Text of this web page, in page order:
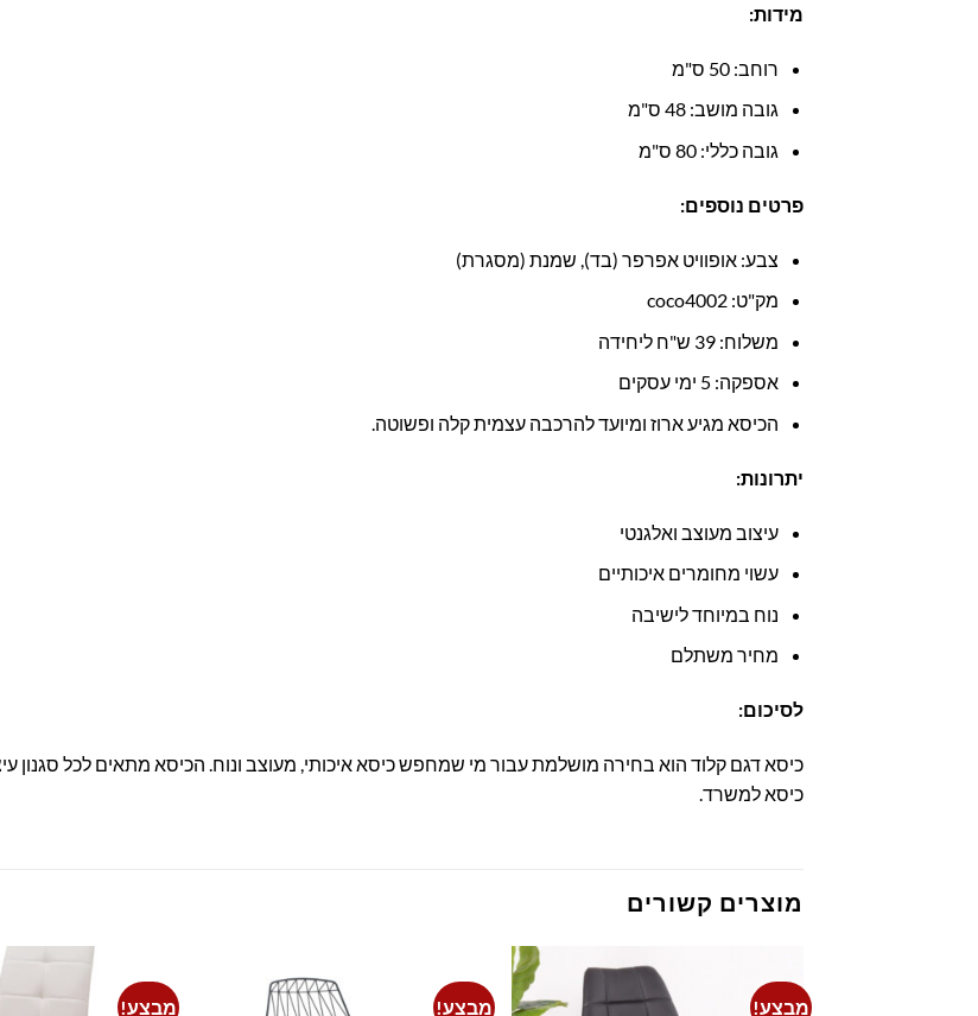
מידות:
רוחב: 50 ס"מ
גובה מושב: 48 ס"מ
גובה כללי: 80 ס"מ
פרטים נוספים:
צבע: אופוויט אפרפר (בד), שמנת (מסגרת)
מק"ט: coco4002
משלוח: 39 ש"ח ליחידה
אספקה: 5 ימי עסקים
הכיסא מגיע ארוז ומיועד להרכבה עצמית קלה ופשוטה.
יתרונות:
עיצוב מעוצב ואלגנטי
עשוי מחומרים איכותיים
נוח במיוחד לישיבה
מחיר משתלם
לסיכום:
כיסא דגם קלוד הוא בחירה מושלמת עבור מי שמחפש כיסא איכותי, מעוצב ונוח. הכיסא מתאים לכל סגנון
כיסא למשרד.
מוצרים קשורים
מבצע!
Add to
מבצע! מבצע!